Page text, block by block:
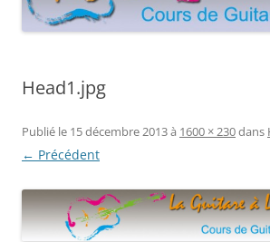
Head1.jpg
Publié le 15 décembre 2013à 1600 × 230dans
← Précédent